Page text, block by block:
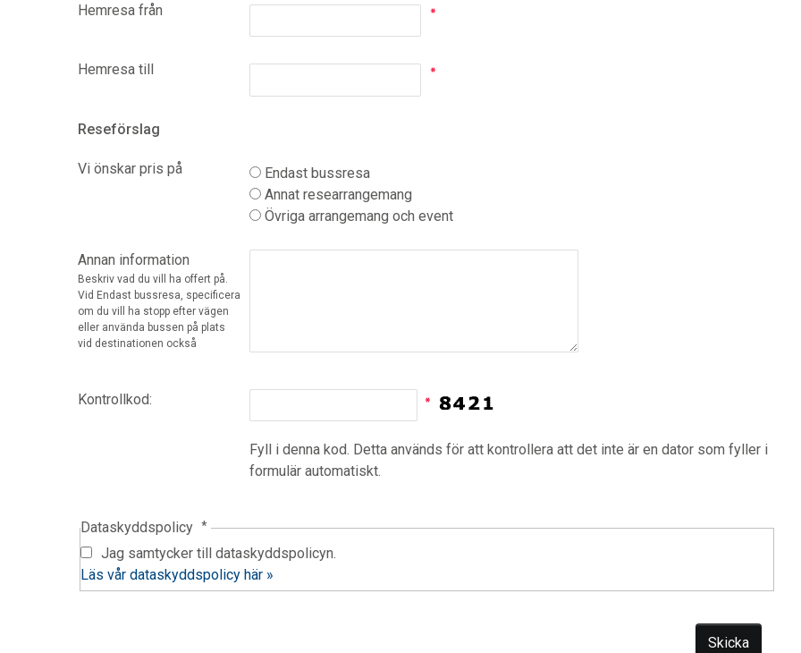
Hemresa från
Hemresa till
Reseförslag
Vi önskar pris på
Endast bussresa
Annat researrangemang
Övriga arrangemang och event
Annan information
Beskriv vad du vill ha offert på.
Vid Endast bussresa, specificera
om du vill ha stopp efter vägen
eller använda bussen på plats
vid destinationen också
Kontrollkod:
Fyll i denna kod. Detta används för att kontrollera att det inte är en dator som fyller i
formulär automatiskt.
Dataskyddspolicy *
Jag samtycker till dataskyddspolicyn.
Läs vår dataskyddspolicy här »